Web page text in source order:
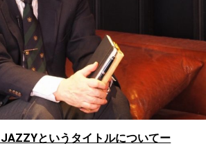
JAZZYというタイトルについてー